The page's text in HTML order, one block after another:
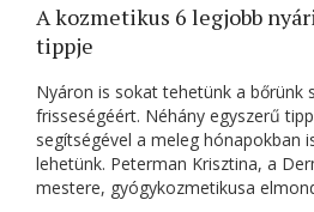
A kozmetikus 6 legjobb
tippje
Nyáron is sokat tehetünk a bőrünk
frisseségéért. Néhány egyszerű
segítségével a meleg hónapokban
lehetünk. Peterman Krisztina, a
mestere, gyógykozmetikusa